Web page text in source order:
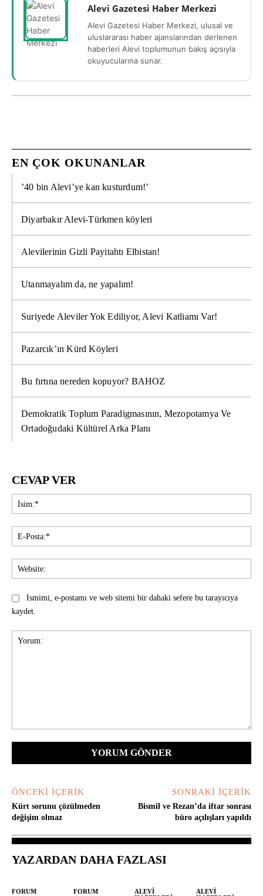
Alevi Gazetesi Haber Merkezi
Alevi Gazetesi Haber Merkezi, ulusal ve
uluslararası haber ajanslarından derlenen
haberleri Alevi toplumunun bakış açısıyla
okuyucularına sunar.
EN ÇOK OKUNANLAR
’40 bin Alevi’ye kan kusturdum!’
Diyarbakır Alevi-Türkmen köyleri
Alevilerinin Gizli Payitahtı Elbistan!
Utanmayalım da, ne yapalım!
Suriyede Aleviler Yok Ediliyor, Alevi Katliamı Var!
Pazarcık’ın Kürd Köyleri
Bu fırtına nereden kopuyor? BAHOZ
Demokratik Toplum Paradigmasının, Mezopotamya Ve
Ortadoğudaki Kültürel Arka Planı
CEVAP VER
Ismimi, e-postamı ve web sitemi bir dahaki sefere bu tarayıcıya
kaydet.
ÖNCEKI İÇERIK
Kürt sorunu çözülmeden
değişim olmaz
SONRAKI İÇERIK
Bismil ve Rezan’da iftar sonrası
büro açılışları yapıldı
YAZARDAN DAHA FAZLASI
FORUM FORUM
ALEVI
ALEVI